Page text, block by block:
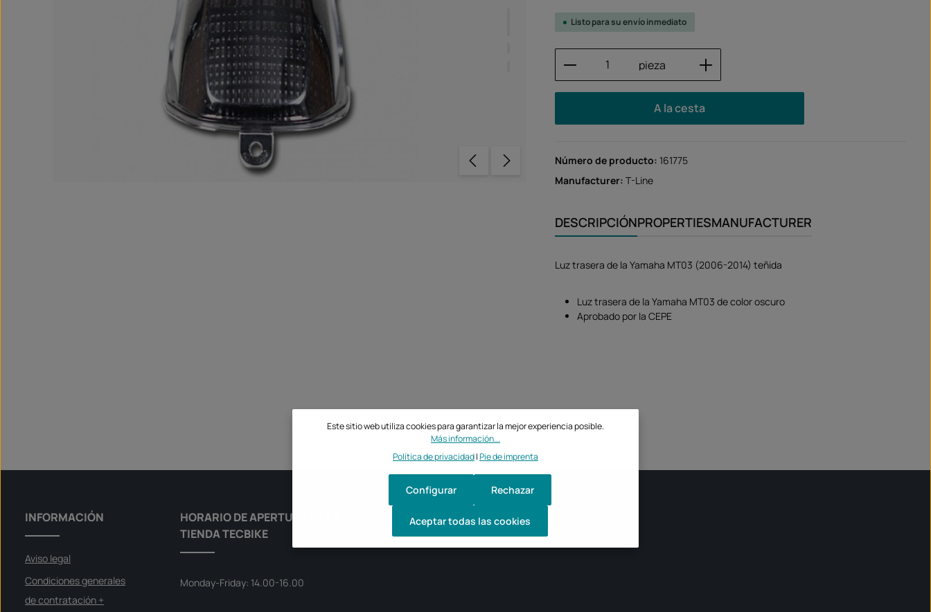
Listo para su envío inmediato
Cantidad del producto: introduce la cantidad
pieza
A la cesta
Número de producto: 161775
Manufacturer:T-Line
DESCRIPCIÓNPROPERTIESMANUFACTURER
Luz trasera de la Yamaha MT03 (2006-2014) teñida
Luz trasera de la Yamaha MT03 de color oscuro
Aprobado por la CEPE
INFORMACIÓN
Aviso legal
Condiciones generales
de contratación +
HORARIO DE APERTURA DE LA
TIENDA TECBIKE
Monday-Friday: 14.00-16.00
Este sitio web utiliza cookies para garantizar la mejor experiencia posible.
Más información...
Política de privacidad|Pie de imprenta
Rechazar
Configurar
Aceptar todas las cookies